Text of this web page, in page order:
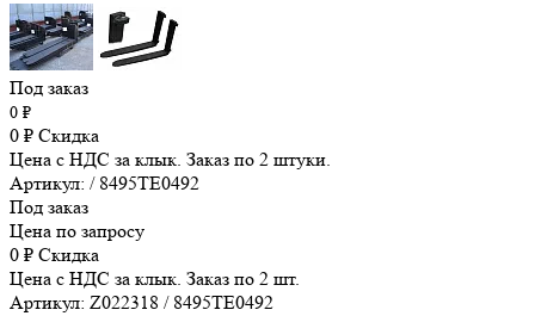
Под заказ
0 ₽
0 ₽ Скидка
Цена с НДС за клык. Заказ по 2 штуки.
Артикул: / 8495TE0492
Под заказ
Цена по запросу
0 ₽ Скидка
Цена с НДС за клык. Заказ по 2 шт.
Артикул: Z022318 / 8495TE0492